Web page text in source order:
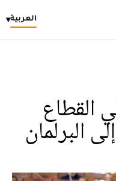
العربية▾
القطاع
البرلمان